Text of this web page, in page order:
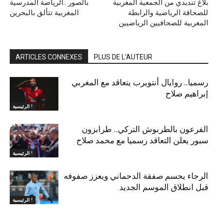
بالصور ..الرياضة المدرسية
المغربية تتألق بالبحرين
بلاغ تنديدي من الجمعية المغربية
للصحافة الرياضية والرابطة
المغربية للصحافيين الرياضيين
ARTICLES CONNEXES PLUS DE L'AUTEUR
الرئيسية !
رسميا.. روايال أنتويرب يتعاقد مع المغربي
إبراهيم صلاح
الرئيسية !
الفرعون بالطربوش التركي.. طرابزون
سبور يعلن التعاقد رسميا مع محمد صلاح
الرئيسية !
الرجاء يحسم صفقة الدحماني ويعزز صفوفه
قبل انطلاق الموسم الجديد